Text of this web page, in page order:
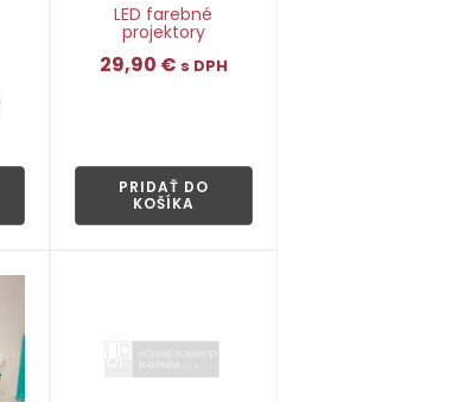
LED farebné
projektory
29,90 € s DPH
PRIDAŤ DO
KOŠÍKA